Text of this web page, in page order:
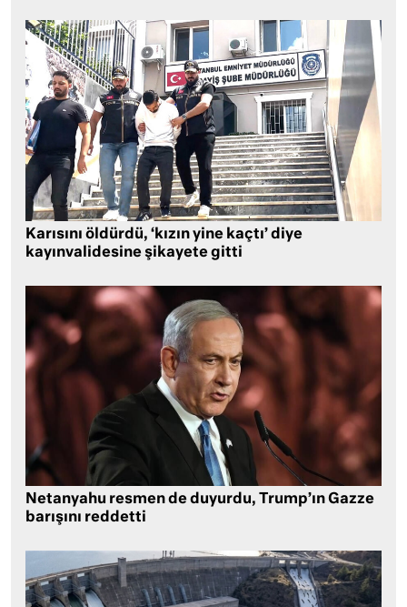
Karısını öldürdü, ‘kızın yine kaçtı’ diye
kayınvalidesine şikayete gitti
Netanyahu resmen de duyurdu, Trump’ın Gazze
barışını reddetti